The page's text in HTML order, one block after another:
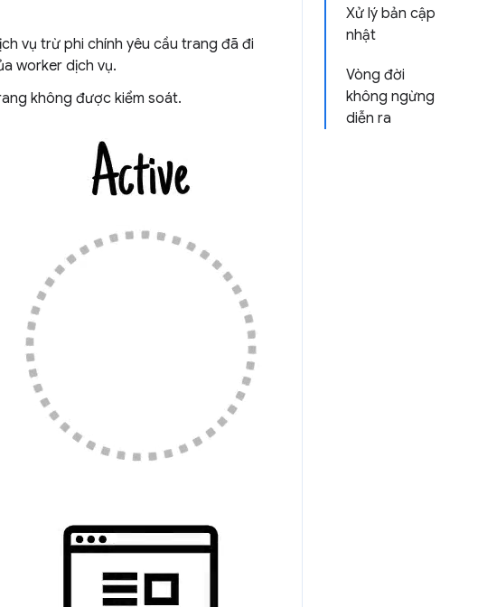
Xử lý bản cập
nhật
Vòng đời
không ngừng
diễn ra
vụ trừ phi chính yêu cầu trang đã đi
worker dịch vụ.
không được kiểm soát.